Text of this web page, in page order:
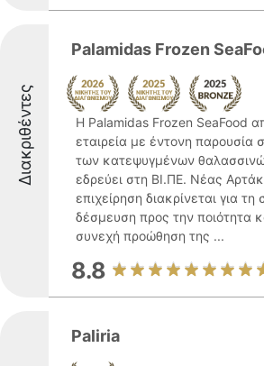
Διακριθέντες
Palamidas Frozen
Η Palamidas Frozen SeaFood
εταιρεία με έντονη παρουσία
των κατεψυγμένων
εδρεύει στη ΒΙ.ΠΕ. Νέας
επιχείρηση διακρίνεται για τη
δέσμευση προς την ποιότητα
συνεχή προώθηση της ...
8.8
Paliria